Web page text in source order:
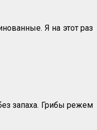
Я на этот раз
запаха. Грибы режем